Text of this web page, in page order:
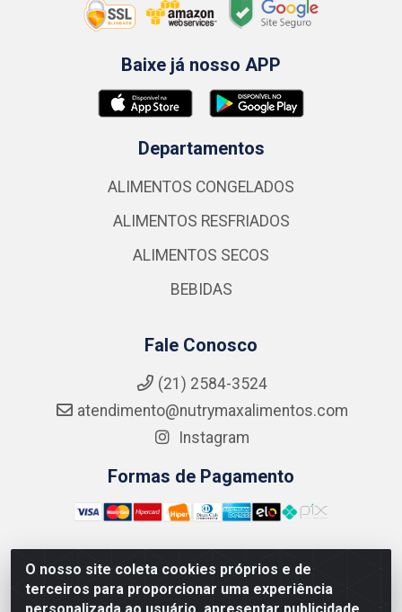
O nosso site coleta cookies próprios e de
terceiros para proporcionar uma experiência
Baixe já nosso APP
Departamentos
ALIMENTOS CONGELADOS
ALIMENTOS RESFRIADOS
ALIMENTOS SECOS
BEBIDAS
Fale Conosco
(21) 2584-3524
atendimento@nutrymaxalimentos.com
Instagram
Formas de Pagamento
NUTRY MAX COMÉRCIO DE PRODUTOS ALIMENTICIOS
LTDA - RUA DO FEIJÃO, 721 PENHA CIRCULAR/RJ -